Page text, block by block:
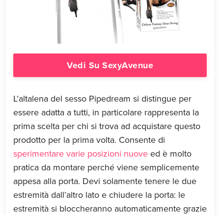
Vedi Su SexyAvenue
L’altalena del sesso Pipedream si distingue per
essere adatta a tutti, in particolare rappresenta la
prima scelta per chi si trova ad acquistare questo
prodotto per la prima volta. Consente di
sperimentare varie posizioni nuove ed è molto
pratica da montare perché viene semplicemente
appesa alla porta. Devi solamente tenere le due
estremità dall’altro lato e chiudere la porta: le
estremità si bloccheranno automaticamente grazie